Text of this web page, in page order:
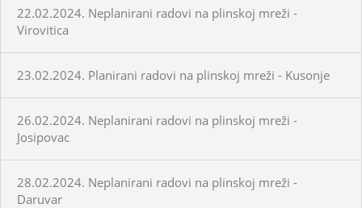
22.02.2024. Neplanirani radovi na plinskoj mreži -
Virovitica
23.02.2024. Planirani radovi na plinskoj mreži - Kusonje
26.02.2024. Neplanirani radovi na plinskoj mreži -
Josipovac
28.02.2024. Neplanirani radovi na plinskoj mreži -
Daruvar